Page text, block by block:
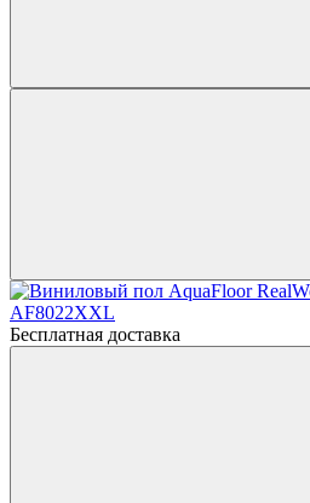
Бесплатная доставка